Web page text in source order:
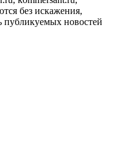
без искажения,
публикуемых новостей